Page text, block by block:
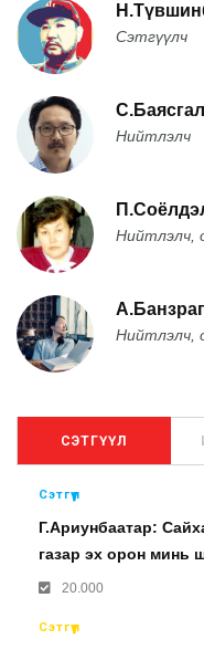
Сэтгүүлч
Нийтлэлч
Нийтлэлч,
Нийтлэлч,
СЭТГҮҮЛ
Сэтгүүл
Г.Ариунбаатар:
газар эх орон минь
20.000
Сэтгүүл